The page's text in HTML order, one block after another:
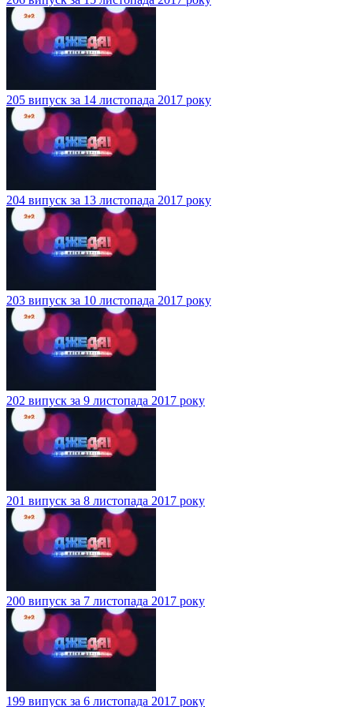
205 випуск за 14 листопада 2017 року
204 випуск за 13 листопада 2017 року
203 випуск за 10 листопада 2017 року
202 випуск за 9 листопада 2017 року
201 випуск за 8 листопада 2017 року
200 випуск за 7 листопада 2017 року
199 випуск за 6 листопада 2017 року